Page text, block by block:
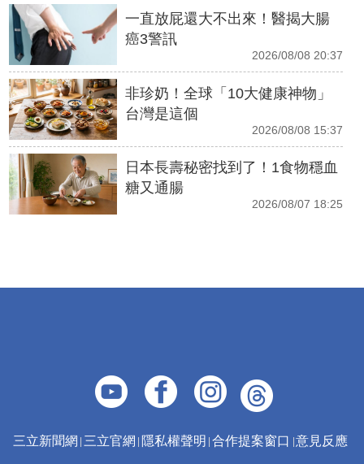
一直放屁還大不出來！醫揭大腸
癌3警訊
2026/08/08 20:37
非珍奶！全球「10大健康神物」
台灣是這個
2026/08/08 15:37
日本長壽秘密找到了！1食物穩血
糖又通腸
2026/08/07 18:25
三立新聞網 三立官網 隱私權聲明 合作提案窗口 意見反應